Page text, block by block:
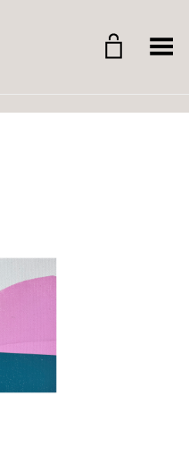
Menü umschalten